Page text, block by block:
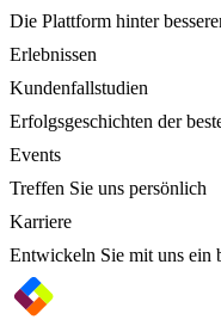
Die Plattform hinter
Erlebnissen
Kundenfallstudien
Erfolgsgeschichten der
Events
Treffen Sie uns persönlich
Karriere
Entwickeln Sie mit uns ein